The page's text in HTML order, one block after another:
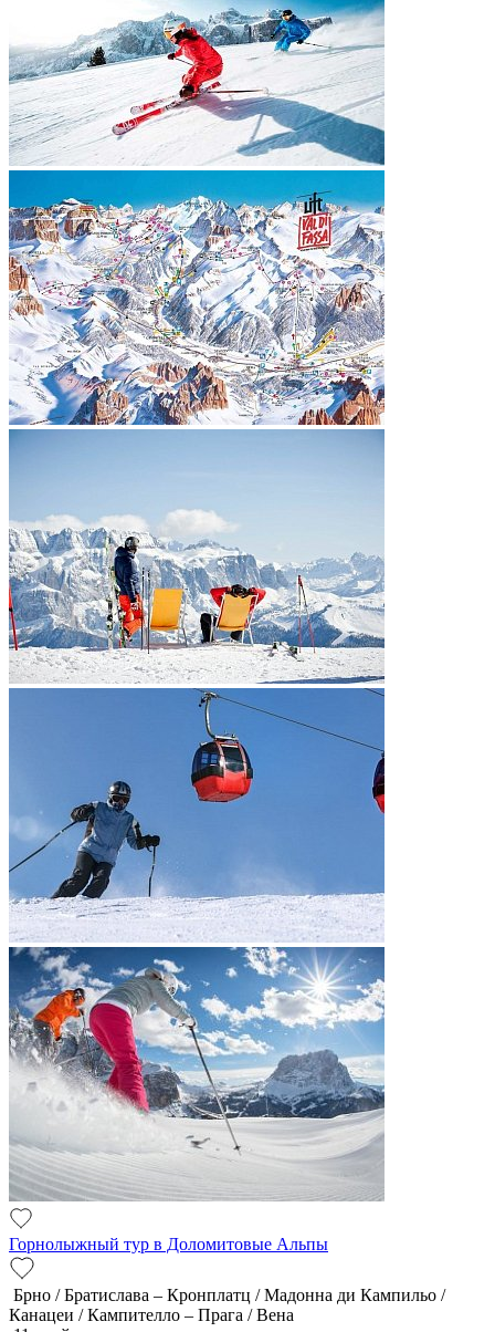
Горнолыжный тур в Доломитовые Альпы
Брно / Братислава – Кронплатц / Мадонна ди Кампильо /
Канацеи / Кампителло – Прага / Вена